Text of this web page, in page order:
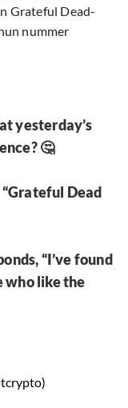
Grateful Dead-
nummer
at yesterday’s
🤔
“Grateful Dead
“I’ve found
who like the